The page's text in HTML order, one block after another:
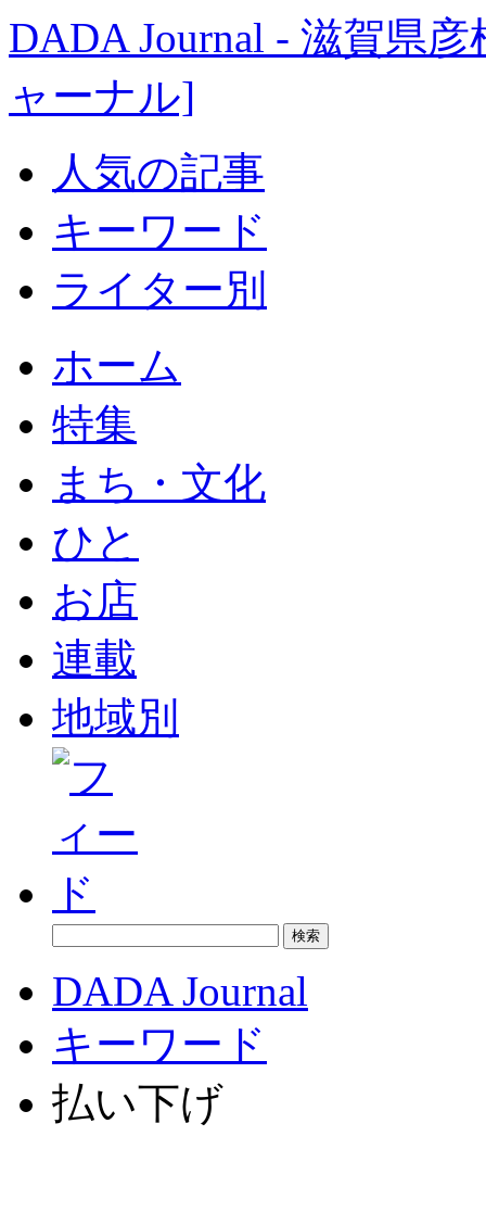
DADA Journal - 滋賀県
ャーナル]
人気の記事
キーワード
ライター別
ホーム
特集
まち・文化
ひと
お店
連載
地域別
DADA Journal
キーワード
払い下げ